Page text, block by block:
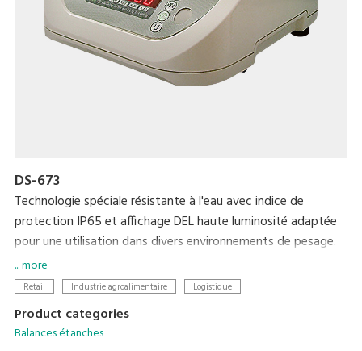
DS-673
Technologie spéciale résistante à l'eau avec indice de
protection IP65 et affichage DEL haute luminosité adaptée
pour une utilisation dans divers environnements de pesage.
... more
Retail Industrie agroalimentaire Logistique
Product categories
Balances étanches